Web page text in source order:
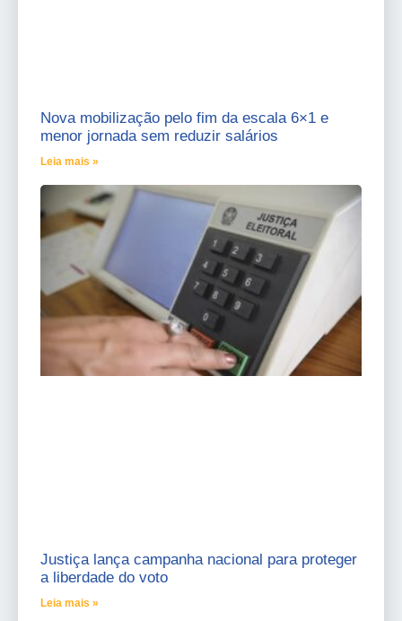
Nova mobilização pelo fim da escala 6×1 e
menor jornada sem reduzir salários
Leia mais »
Justiça lança campanha nacional para proteger
a liberdade do voto
Leia mais »